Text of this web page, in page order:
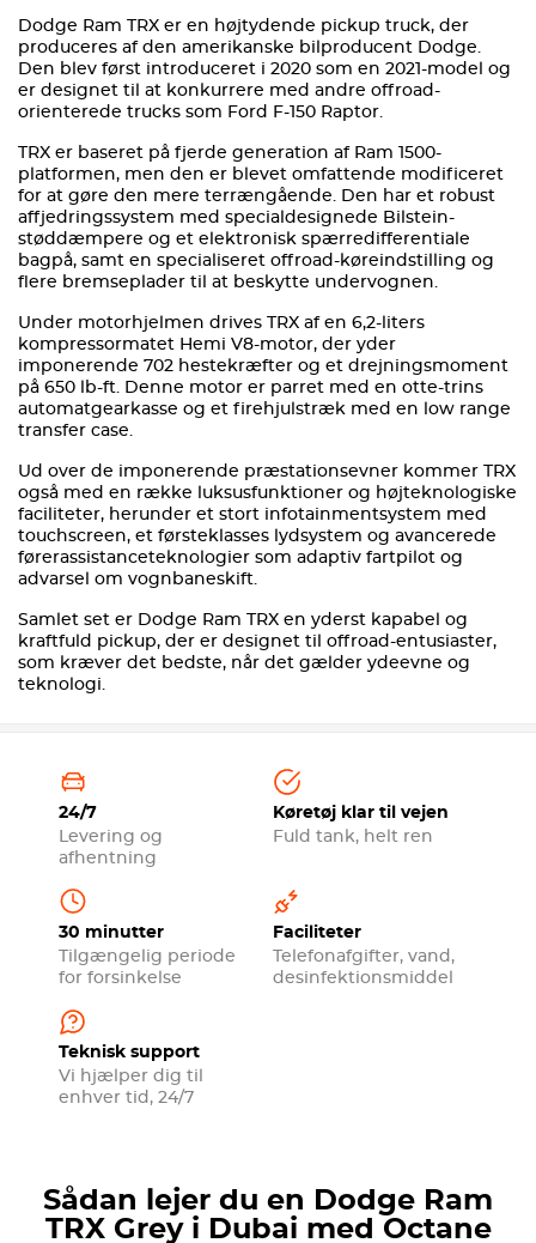
Dodge Ram TRX er en højtydende pickup truck, der
produceres af den amerikanske bilproducent Dodge.
Den blev først introduceret i 2020 som en 2021-model og
er designet til at konkurrere med andre offroad-
orienterede trucks som Ford F-150 Raptor.
TRX er baseret på fjerde generation af Ram 1500-
platformen, men den er blevet omfattende modificeret
for at gøre den mere terrængående. Den har et robust
affjedringssystem med specialdesignede Bilstein-
støddæmpere og et elektronisk spærredifferentiale
bagpå, samt en specialiseret offroad-køreindstilling og
flere bremseplader til at beskytte undervognen.
Under motorhjelmen drives TRX af en 6,2-liters
kompressormatet Hemi V8-motor, der yder
imponerende 702 hestekræfter og et drejningsmoment
på 650 lb-ft. Denne motor er parret med en otte-trins
automatgearkasse og et firehjulstræk med en low range
transfer case.
Ud over de imponerende præstationsevner kommer TRX
også med en række luksusfunktioner og højteknologiske
faciliteter, herunder et stort infotainmentsystem med
touchscreen, et førsteklasses lydsystem og avancerede
førerassistanceteknologier som adaptiv fartpilot og
advarsel om vognbaneskift.
Samlet set er Dodge Ram TRX en yderst kapabel og
kraftfuld pickup, der er designet til offroad-entusiaster,
som kræver det bedste, når det gælder ydeevne og
teknologi.
24/7
Levering og
afhentning
Køretøj klar til vejen
Fuld tank, helt ren
30 minutter
Tilgængelig periode
for forsinkelse
Faciliteter
Telefonafgifter, vand,
desinfektionsmiddel
Teknisk support
Vi hjælper dig til
enhver tid, 24/7
Sådan lejer du en Dodge Ram
TRX Grey i Dubai med Octane